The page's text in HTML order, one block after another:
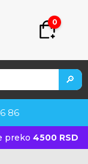
0
🔎
86
preko 4500 RSD